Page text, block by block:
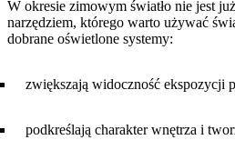
W okresie zimowym światło nie jest
narzędziem, którego warto używać
dobrane oświetlone systemy:
zwiększają widoczność ekspozycji
podkreślają charakter wnętrza i